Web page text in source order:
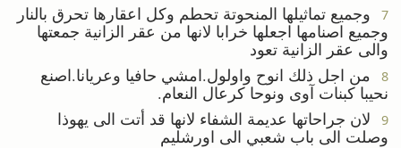
7
وجميع تماثيلها المنحوتة تحطم وكل اعقارها تحرق بالنار
وجميع اصنامها اجعلها خرابا لانها من عقر الزانية جمعتها
والى عقر الزانية تعود
8
من اجل ذلك انوح واولول.امشي حافيا وعريانا.اصنع
نحيبا كبنات آوى ونوحا كرعال النعام.
9
لان جراحاتها عديمة الشفاء لانها قد أتت الى يهوذا
وصلت الى باب شعبي الى اورشليم